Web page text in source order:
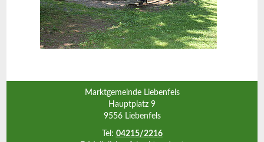
Marktgemeinde Liebenfels
Hauptplatz 9
9556 Liebenfels
Tel: 04215/2216